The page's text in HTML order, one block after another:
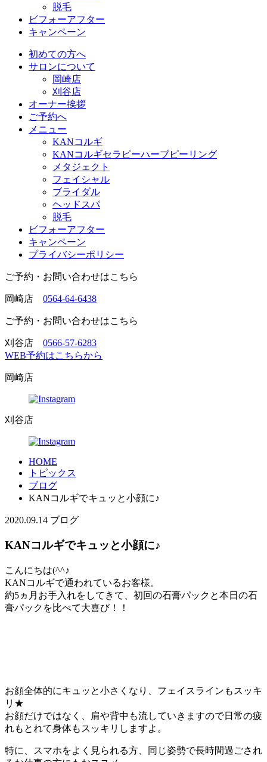
脱毛
ビフォーアフター
キャンペーン
初めての方へ
サロンについて
岡崎店
刈谷店
オーナー挨拶
ご予約へ
メニュー
KANコルギ
KANコルギセラピーハーブピーリング
メタジェクト
フェイシャル
ブライダル
ヘッドスパ
脱毛
ビフォーアフター
キャンペーン
プライバシーポリシー
ご予約・お問い合わせはこちら
岡崎店 0564-64-6438
ご予約・お問い合わせはこちら
刈谷店
0566-57-6283
WEB予約はこちらから
岡崎店
刈谷店
HOME
トピックス
ブログ
KANコルギでキュッと小顔に♪
2020.09.14 ブログ
KANコルギでキュッと小顔に♪
こんにちは(^^♪
KANコルギで通われているお客様。
約5ヵ月お手入れをしてきて、初回の石膏パックと本日の石
膏パックを比べて大喜び！！
お顔全体的にキュッと小さくなり、フェイスラインもスッキ
リ★
お顔だけではなく、肩や背中も流していきますので日常の疲
れもとれて身体もスッキリしますよ。
特に、スマホをよく見られる方、同じ姿勢で長時間過ごされ